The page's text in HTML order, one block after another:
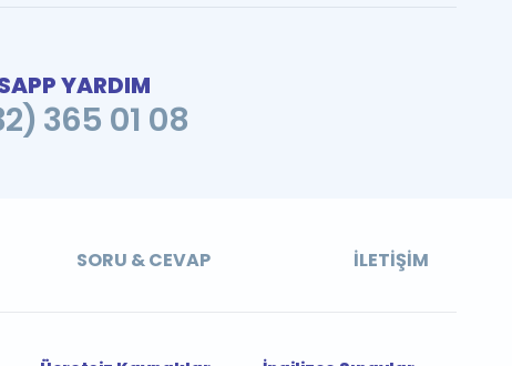
YARDIM
365 01 08
SORU & CEVAP İLETIŞIM